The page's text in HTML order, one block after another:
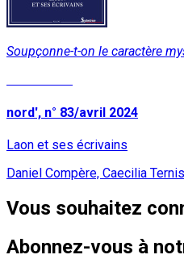
Soupçonne-t-on le caractère
nord', n° 83/avril 2024
Laon et ses écrivains
Daniel Compère, Caecilia
Vous souhaitez
Abonnez-vous à